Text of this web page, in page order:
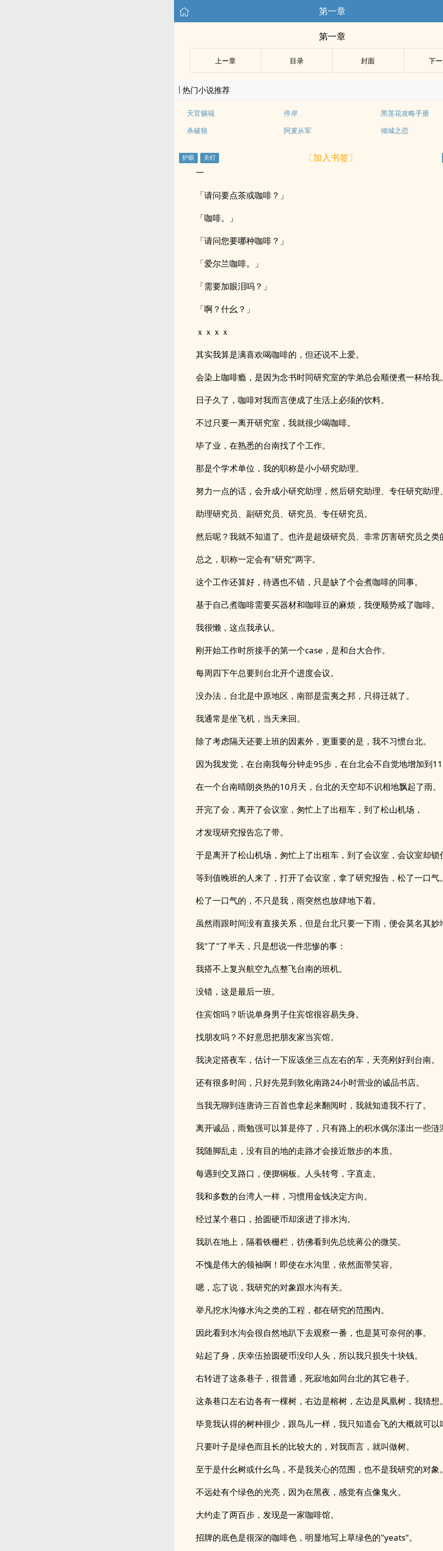
第一章
第一章
上ー章 目录 封面 下
热门小说推荐
天官赐福 停岸
黑莲花攻略手册
杀破狼
阿麦从军 倾城之恋
〔加入书签〕
一
「请问要点茶或咖啡？」
「咖啡。」
「请问您要哪种咖啡？」
「爱尔兰咖啡。」
「需要加眼泪吗？」
「啊？什幺？」
ｘｘｘｘ
其实我算是满喜欢喝咖啡的，但还说不上爱。
会染上咖啡瘾，是因为念书时同研究室的学弟总会顺便煮一杯给我
日子久了，咖啡对我而言便成了生活上必须的饮料。
不过只要一离开研究室，我就很少喝咖啡。
毕了业，在熟悉的台南找了个工作。
那是个学术单位，我的职称是小小研究助理。
努力一点的话，会升成小研究助理，然后研究助理、专任研究助理
助理研究员、副研究员、研究员、专任研究员。
然后呢？我就不知道了。也许是超级研究员、非常厉害研究员之类
总之，职称一定会有"研究"两字。
这个工作还算好，待遇也不错，只是缺了个会煮咖啡的同事。
基于自己煮咖啡需要买器材和咖啡豆的麻烦，我便顺势戒了咖啡。
我很懒，这点我承认。
刚开始工作时所接手的第一个case，是和台大合作。
每周四下午总要到台北开个进度会议。
没办法，台北是中原地区，南部是蛮夷之邦，只得迁就了。
我通常是坐飞机，当天来回。
除了考虑隔天还要上班的因素外，更重要的是，我不习惯台北。
因为我发觉，在台南我每分钟走95步，在台北会不自觉地增加到
在一个台南晴朗炎热的10月天，台北的天空却不识相地飘起了雨。
开完了会，离开了会议室，匆忙上了出租车，到了松山机场，
才发现研究报告忘了带。
于是离开了松山机场，匆忙上了出租车，到了会议室，会议室却锁
等到值晚班的人来了，打开了会议室，拿了研究报告，松了一口气
松了一口气的，不只是我，雨突然也放肆地下着。
虽然雨跟时间没有直接关系，但是台北只要一下雨，便会莫名其妙
我"了"了半天，只是想说一件悲惨的事：
我搭不上复兴航空九点整飞台南的班机。
没错，这是最后一班。
住宾馆吗？听说单身男子住宾馆很容易失身。
找朋友吗？不好意思把朋友家当宾馆。
我决定搭夜车，估计一下应该坐三点左右的车，天亮刚好到台南。
还有很多时间，只好先晃到敦化南路24小时营业的诚品书店。
当我无聊到连唐诗三百首也拿起来翻阅时，我就知道我不行了。
离开诚品，雨勉强可以算是停了，只有路上的积水偶尔漾出一些涟
我随脚乱走，没有目的地的走路才会接近散步的本质。
每遇到交叉路口，便掷铜板。人头转弯，字直走。
我和多数的台湾人一样，习惯用金钱决定方向。
经过某个巷口，拾圆硬币却滚进了排水沟。
我趴在地上，隔着铁栅栏，彷佛看到先总统蒋公的微笑。
不愧是伟大的领袖啊！即使在水沟里，依然面带笑容。
嗯，忘了说，我研究的对象跟水沟有关。
举凡挖水沟修水沟之类的工程，都在研究的范围内。
因此看到水沟会很自然地趴下去观察一番，也是莫可奈何的事。
站起了身，庆幸伍拾圆硬币没印人头，所以我只损失十块钱。
右转进了这条巷子，很普通，死寂地如同台北的其它巷子。
这条巷口左右边各有一棵树，右边是榕树，左边是凤凰树，我猜想
毕竟我认得的树种很少，跟鸟儿一样，我只知道会飞的大概就可以
只要叶子是绿色而且长的比较大的，对我而言，就叫做树。
至于是什幺树或什幺鸟，不是我关心的范围，也不是我研究的对象
不远处有个绿色的光亮，因为在黑夜，感觉有点像鬼火。
大约走了两百步，发现是一家咖啡馆。
招牌的底色是很深的咖啡色，明显地写上草绿色的"yeats"。